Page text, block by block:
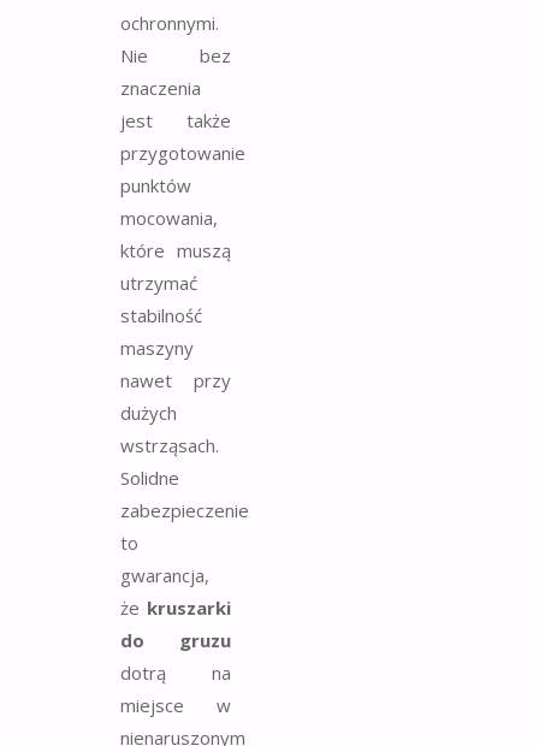
ochronnymi.
Nie bez
znaczenia
jest także
przygotowanie
punktów
mocowania,
które muszą
utrzymać
stabilność
maszyny
nawet przy
dużych
wstrząsach.
Solidne
zabezpieczenie
to
gwarancja,
że kruszarki
do gruzu
dotrą na
miejsce w
nienaruszonym